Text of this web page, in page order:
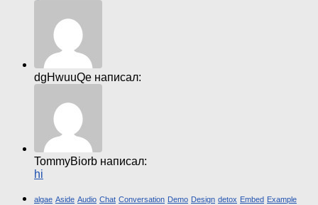
dgHwuuQe написал:
TommyBiorb написал:
hi
algae Aside Audio Chat Conversation Demo Design detox Embed Example